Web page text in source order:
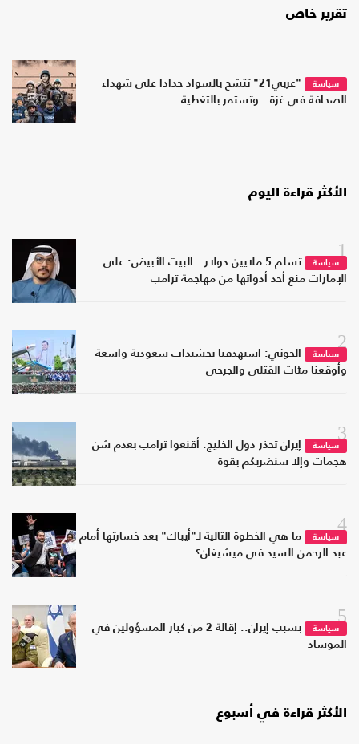
تقرير خاص
سياسة
"عربي21" تتشح بالسواد حدادا على شهداء
الصحافة في غزة.. وتستمر بالتغطية
الأكثر قراءة اليوم
1
سياسة
تسلم 5 ملايين دولار.. البيت الأبيض: على
الإمارات منع أحد أدواتها من مهاجمة ترامب
2
سياسة
الحوثي: استهدفنا تحشيدات سعودية واسعة
وأوقعنا مئات القتلى والجرحى
3
سياسة
إيران تحذر دول الخليج: أقنعوا ترامب بعدم شن
هجمات وإلا سنضربكم بقوة
4
سياسة
ما هي الخطوة التالية لـ"أيباك" بعد خسارتها أمام
عبد الرحمن السيد في ميشيغان؟
5
سياسة
بسبب إيران.. إقالة 2 من كبار المسؤولين في
الموساد
الأكثر قراءة في أسبوع